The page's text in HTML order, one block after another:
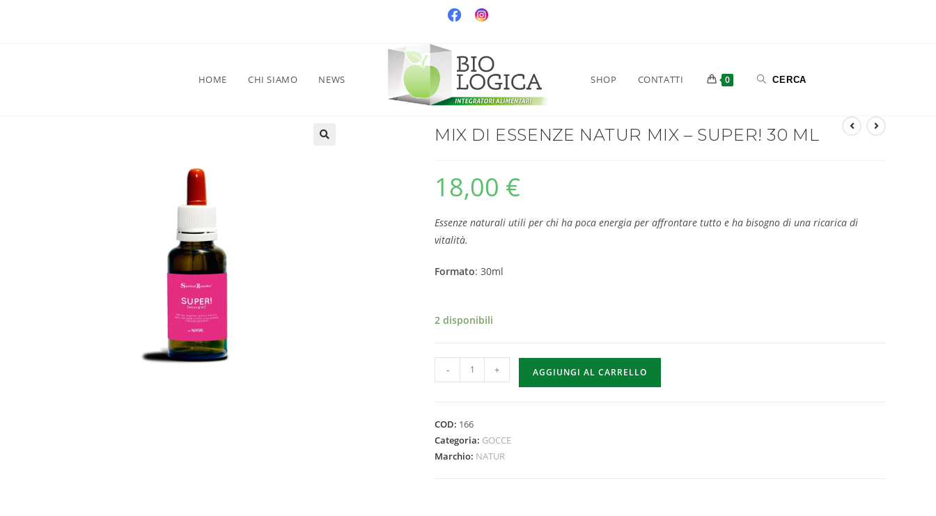
HOME CHI SIAMO NEWS SHOP CONTATTI 0
MIX DI ESSENZE NATUR MIX – SUPER! 30 ML
18,00 €
Essenze naturali utili per chi ha poca energia per affrontare tutto e ha bisogno di una ricarica di
vitalità.
Formato: 30ml
2 disponibili
- + AGGIUNGI AL CARRELLO
COD: 166
Categoria: GOCCE
Marchio: NATUR